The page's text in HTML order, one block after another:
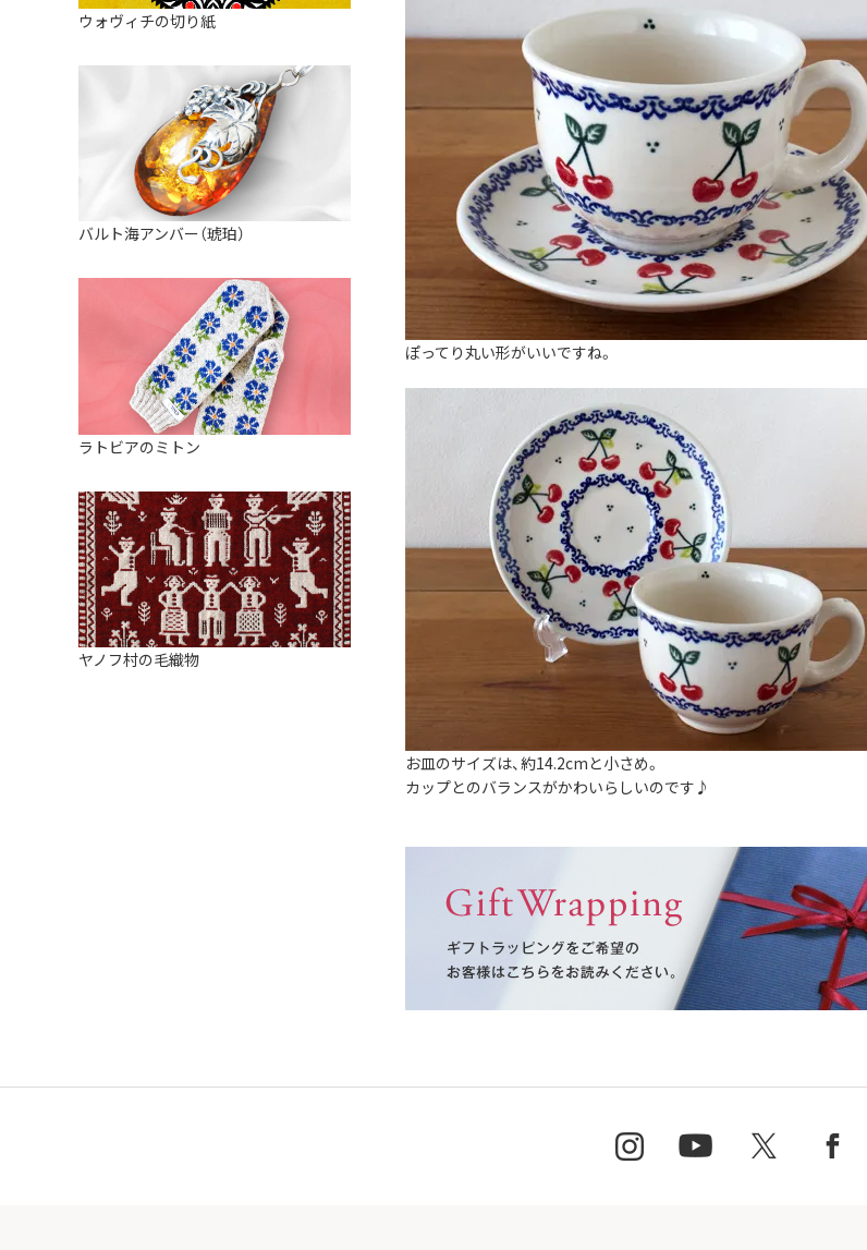
ぽってり丸い形がいいですね。
お皿のサイズは、約14.2cmと小さめ。
カップとのバランスがかわいらしいのです♪
天使さま
カードスタンド
マグネット
すべて見る
ウォヴィチの切り紙
バルト海アンバー（琥珀）
ラトビアのミトン
ヤノフ村の毛織物